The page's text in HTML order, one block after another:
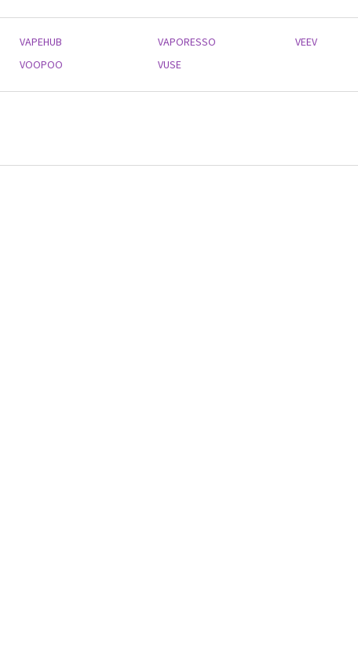
VAPEHUB VAPORESSO
VEEV
VOOPOO VUSE